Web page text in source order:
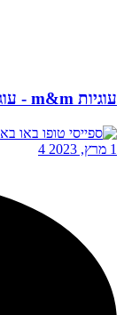
עוגיות m&m - עוגיות עדשים צבעוניות טבעוניות
1 מרץ, 2023 4